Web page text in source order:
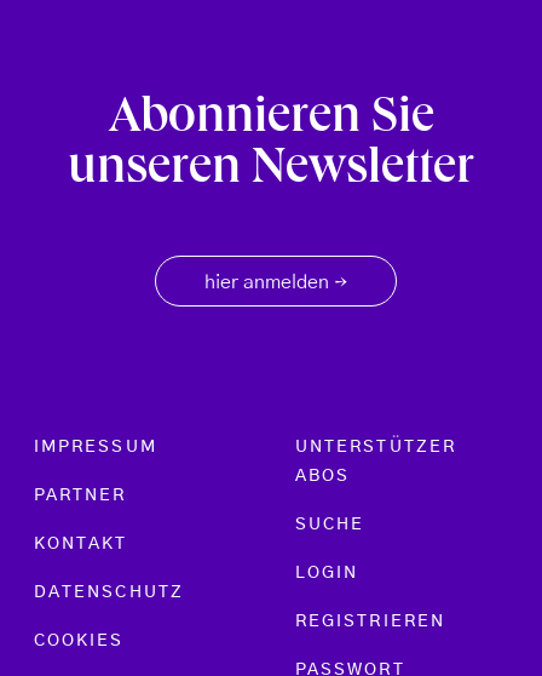
Abonnieren Sie
unseren Newsletter
hier anmelden →
Footer menu
IMPRESSUM
PARTNER
KONTAKT
DATENSCHUTZ
COOKIES
UNTERSTÜTZER
ABOS
SUCHE
LOGIN
REGISTRIEREN
PASSWORT